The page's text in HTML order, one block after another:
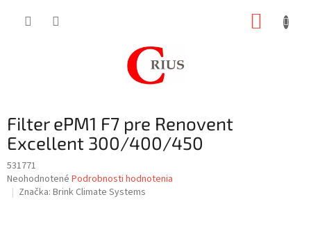
Filter ePM1 F7 pre Renovent
Excellent 300/400/450
531771
Priemerné
hodnotenie
Neohodnotené Podrobnosti hodnotenia
Značka: Brink Climate Systems